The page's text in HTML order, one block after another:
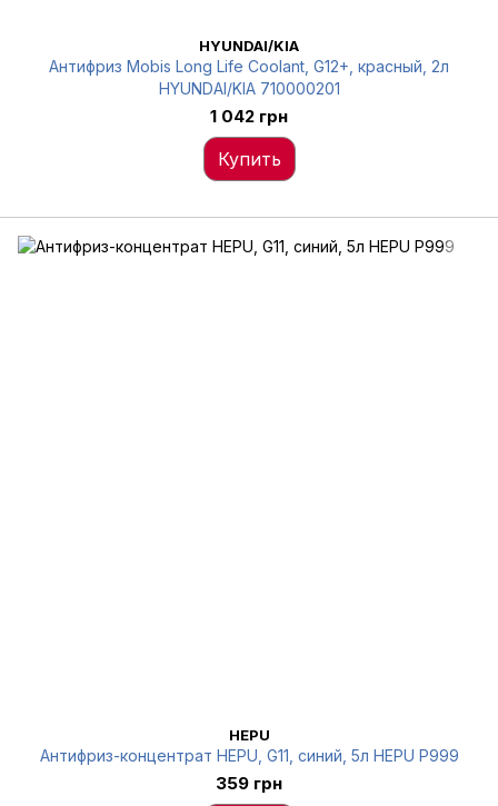
HYUNDAI/KIA
Антифриз Mobis Long Life Coolant, G12+, красный, 2л
HYUNDAI/KIA 710000201
1 042 грн
Купить
HEPU
Антифриз-концентрат HEPU, G11, синий, 5л HEPU P999
359 грн